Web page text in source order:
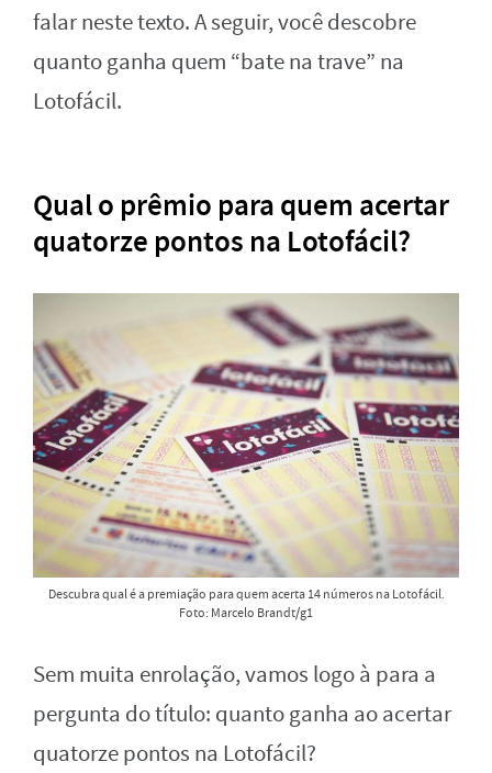
falar neste texto. A seguir, você descobre
quanto ganha quem “bate na trave” na
Lotofácil.
Qual o prêmio para quem acertar
quatorze pontos na Lotofácil?
Descubra qual é a premiação para quem acerta 14 números na Lotofácil.
Foto: Marcelo Brandt/g1
Sem muita enrolação, vamos logo à para a
pergunta do título: quanto ganha ao acertar
quatorze pontos na Lotofácil?